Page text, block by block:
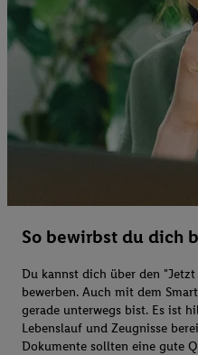
So bewirbst du dich
Du kannst dich über den
bewerben. Auch mit dem
gerade unterwegs bist. Es ist
Lebenslauf und Zeugnisse
Dokumente sollten eine gute